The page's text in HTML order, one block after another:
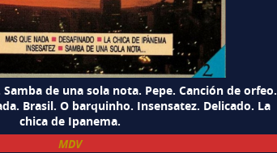
de una sola nota. Pepe. Canción de orfeo.
Brasil. O barquinho. Insensatez. Delicado. La
chica de Ipanema.
MDV